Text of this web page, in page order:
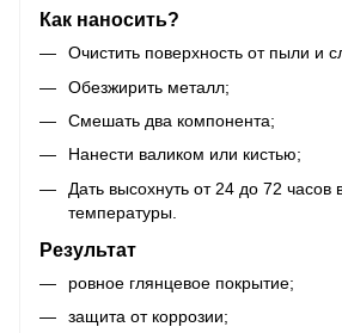
Как наносить?
Очистить поверхность от пыли и
Обезжирить металл;
Смешать два компонента;
Нанести валиком или кистью;
Дать высохнуть от 24 до 72 часов
температуры.
Результат
ровное глянцевое покрытие;
защита от коррозии;